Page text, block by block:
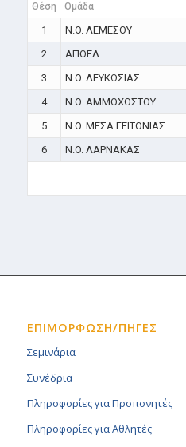
Θέση Ομάδα
1 N.O. ΛΕΜΕΣΟΥ
2
ΑΠΟΕΛ
3
N.O. ΛΕΥΚΩΣΙΑΣ
4
N.O. ΑΜΜΟΧΩΣΤΟΥ
5
N.O. ΜΕΣΑ ΓΕΙΤΟΝΙΑΣ
6
N.O. ΛΑΡΝΑΚΑΣ
ΕΠΙΜΟΡΦΩΣΗ/ΠΗΓΕΣ
Σεμινάρια
Συνέδρια
Πληροφορίες για Προπονητές
Πληροφορίες για Αθλητές